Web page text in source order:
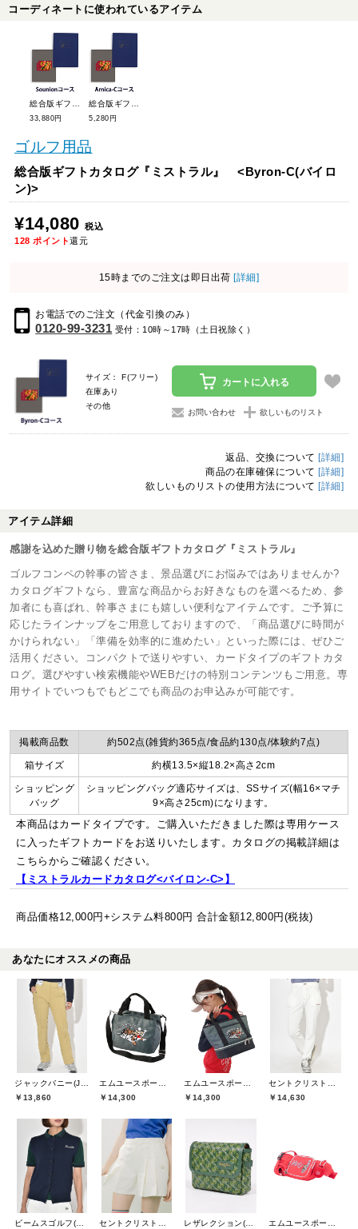
コーディネートに使われているアイテム
33,880円 5,280円
ゴルフ用品
総合版ギフトカタログ『ミストラル』 <Byron-C(バイロ
ン)>
¥14,080 税込
128 ポイント還元
15時までのご注文は即日出荷 [詳細]
お電話でのご注文（代金引換のみ）
0120-99-3231 受付：10時～17時（土日祝除く）
サイズ： F(フリー)
在庫あり
その他
カートに入れる
お問い合わせ 欲しいものリスト
返品、交換について [詳細]
商品の在庫確保について [詳細]
欲しいものリストの使用方法について [詳細]
アイテム詳細
感謝を込めた贈り物を総合版ギフトカタログ『ミストラル』
ゴルフコンペの幹事の皆さま、景品選びにお悩みではありませんか?
カタログギフトなら、豊富な商品からお好きなものを選べるため、参
加者にも喜ばれ、幹事さまにも嬉しい便利なアイテムです。ご予算に
応じたラインナップをご用意しておりますので、「商品選びに時間が
かけられない」「準備を効率的に進めたい」といった際には、ぜひご
活用ください。コンパクトで送りやすい、カードタイプのギフトカタ
ログ。選びやすい検索機能やWEBだけの特別コンテンツもご用意。専
用サイトでいつもでもどこでも商品のお申込みが可能です。
掲載商品数 約502点(雑貨約365点/食品約130点/体験約7点)
箱サイズ 約横13.5×縦18.2×高さ2cm
ショッピング
バッグ
ショッピングバッグ適応サイズは、SSサイズ(幅16×マチ
9×高さ25cm)になります。
本商品はカードタイプです。ご購入いただきました際は専用ケース
に入ったギフトカードをお送りいたします。カタログの掲載詳細は
こちらからご確認ください。
【ミストラルカードカタログ<バイロン-C>】
商品価格12,000円+システム料800円 合計金額12,800円(税抜)
あなたにオススメの商品
￥13,860
￥14,300
￥14,300
￥14,630